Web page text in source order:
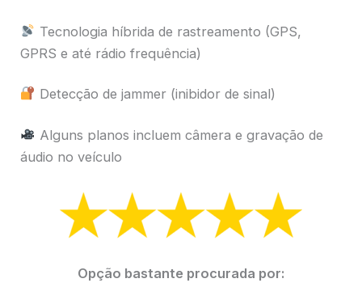
Tecnologia híbrida de rastreamento (GPS,
GPRS e até rádio frequência)
Detecção de jammer (inibidor de sinal)
Alguns planos incluem câmera e gravação de
áudio no veículo
Opção bastante procurada por: